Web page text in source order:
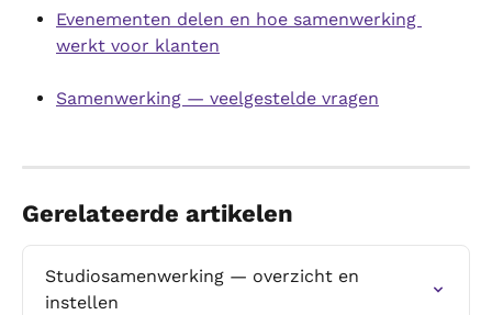
Evenementen delen en hoe samenwerking
werkt voor klanten
Samenwerking — veelgestelde vragen
Gerelateerde artikelen
Studiosamenwerking — overzicht en
instellen